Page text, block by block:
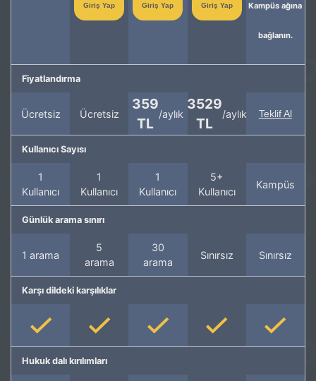
Giriş Yap Giriş Yap Giriş Yap Kampüs ağına
bağlanın.
Fiyatlandırma
Ücretsiz Ücretsiz
359
TL
/aylık
3529
TL
/aylık Teklif Al
Kullanıcı Sayısı
1
Kullanıcı
1
Kullanıcı
1
Kullanıcı
5+
Kullanıcı
Kampüs
Günlük arama sınırı
1 arama
5
arama
30
arama
Sınırsız Sınırsız
Karşı dildeki karşılıklar
Hukuk dalı kırılımları